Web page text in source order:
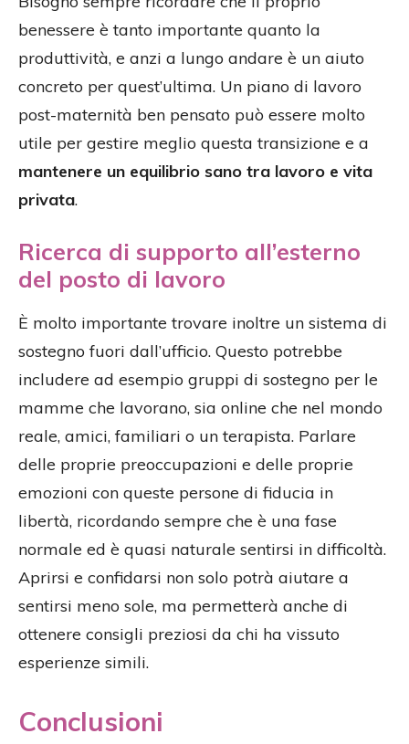
benessere è tanto importante quanto la
produttività, e anzi a lungo andare è un aiuto
concreto per quest’ultima. Un piano di lavoro
post-maternità ben pensato può essere molto
utile per gestire meglio questa transizione e a
mantenere un equilibrio sano tra lavoro e vita
privata.
Ricerca di supporto all’esterno
del posto di lavoro
È molto importante trovare inoltre un sistema di
sostegno fuori dall’ufficio. Questo potrebbe
includere ad esempio gruppi di sostegno per le
mamme che lavorano, sia online che nel mondo
reale, amici, familiari o un terapista. Parlare
delle proprie preoccupazioni e delle proprie
emozioni con queste persone di fiducia in
libertà, ricordando sempre che è una fase
normale ed è quasi naturale sentirsi in difficoltà.
Aprirsi e confidarsi non solo potrà aiutare a
sentirsi meno sole, ma permetterà anche di
ottenere consigli preziosi da chi ha vissuto
esperienze simili.
Conclusioni